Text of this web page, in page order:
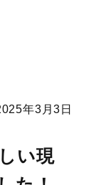
年3月3日
い現